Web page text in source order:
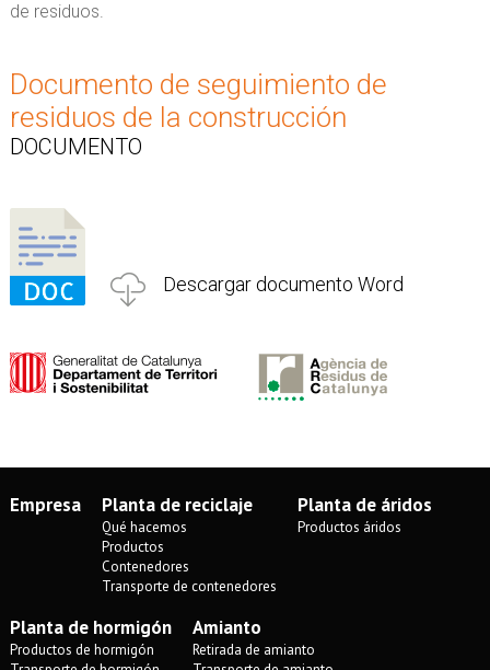
de residuos.
Documento de seguimiento de
residuos de la construcción
DOCUMENTO
Descargar documento Word
Empresa Planta de reciclaje
Qué hacemos
Productos
Contenedores
Transporte de contenedores
Planta de áridos
Productos áridos
Planta de hormigón
Productos de hormigón
Amianto
Retirada de amianto